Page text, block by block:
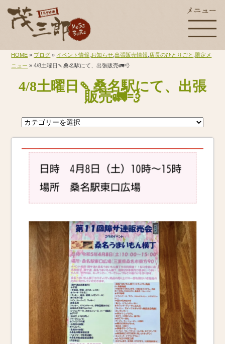
HOME » ブログ » イベント情報 お知らせ ,出張販売情報 店長のひとりごと ,限定メ
ニュー » 4/8土曜日🍡桑名駅にて、出張販売🚛💨
4/8土曜日🍡桑名駅にて、出張
販売🚛💨